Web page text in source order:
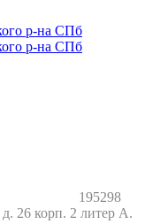
195298
26 корп. 2 литер А.